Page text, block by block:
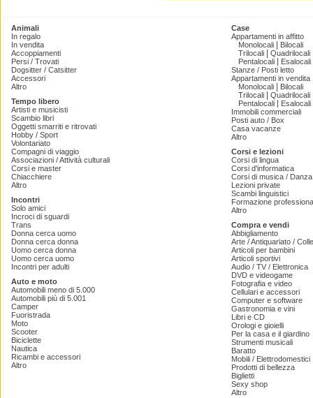
Animali
In regalo
In vendita
Accoppiamenti
Persi / Trovati
Dogsitter / Catsitter
Accessori
Altro
Tempo libero
Artisti e musicisti
Scambio libri
Oggetti smarriti e ritrovati
Hobby / Sport
Volontariato
Compagni di viaggio
Associazioni / Attività culturali
Corsi e master
Chiacchiere
Altro
Incontri
Solo amici
Incroci di sguardi
Trans
Donna cerca uomo
Donna cerca donna
Uomo cerca donna
Uomo cerca uomo
Incontri per adulti
Auto e moto
Automobili meno di 5.000
Automobili più di 5.001
Camper
Fuoristrada
Moto
Scooter
Biciclette
Nautica
Ricambi e accessori
Altro
Case
Appartamenti in affitto
Monolocali
Bilocali
Trilocali
Quadrilocali
Pentalocali
Esalocali
Stanze / Posti letto
Appartamenti in vendita
Monolocali
Bilocali
Trilocali
Quadrilocali
Pentalocali
Esalocali
Immobili commerciali
Posti auto / Box
Casa vacanze
Altro
Corsi e lezioni
Corsi di lingua
Corsi d'informatica
Corsi di musica /
Lezioni private
Scambi linguistici
Formazione
Altro
Compra e vendi
Abbigliamento
Arte / Antiquariato /
Articoli per bambini
Articoli sportivi
Audio / TV / Elettronica
DVD e videogame
Fotografia e video
Cellulari e accessori
Computer e software
Gastronomia e vini
Libri e CD
Orologi e gioielli
Per la casa e il giardino
Strumenti musicali
Baratto
Mobili / Elettrodomestici
Prodotti di bellezza
Biglietti
Sexy shop
Altro